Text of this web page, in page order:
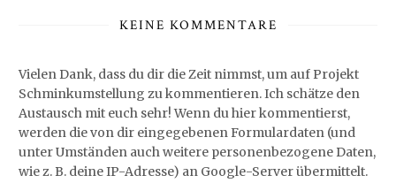
KEINE KOMMENTARE
Vielen Dank, dass du dir die Zeit nimmst, um auf Projekt
Schminkumstellung zu kommentieren. Ich schätze den
Austausch mit euch sehr! Wenn du hier kommentierst,
werden die von dir eingegebenen Formulardaten (und
unter Umständen auch weitere personenbezogene Daten,
wie z. B. deine IP-Adresse) an Google-Server übermittelt.